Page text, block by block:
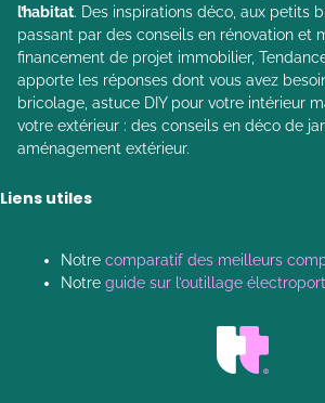
l’habitat. Des inspirations déco, aux petits
passant par des conseils en rénovation et
financement de projet immobilier,
apporte les réponses dont vous avez
bricolage, astuce DIY pour votre intérieur
votre extérieur : des conseils en déco de
aménagement extérieur.
Liens utiles
Notre comparatif des meilleurs
Notre guide sur l’outillage